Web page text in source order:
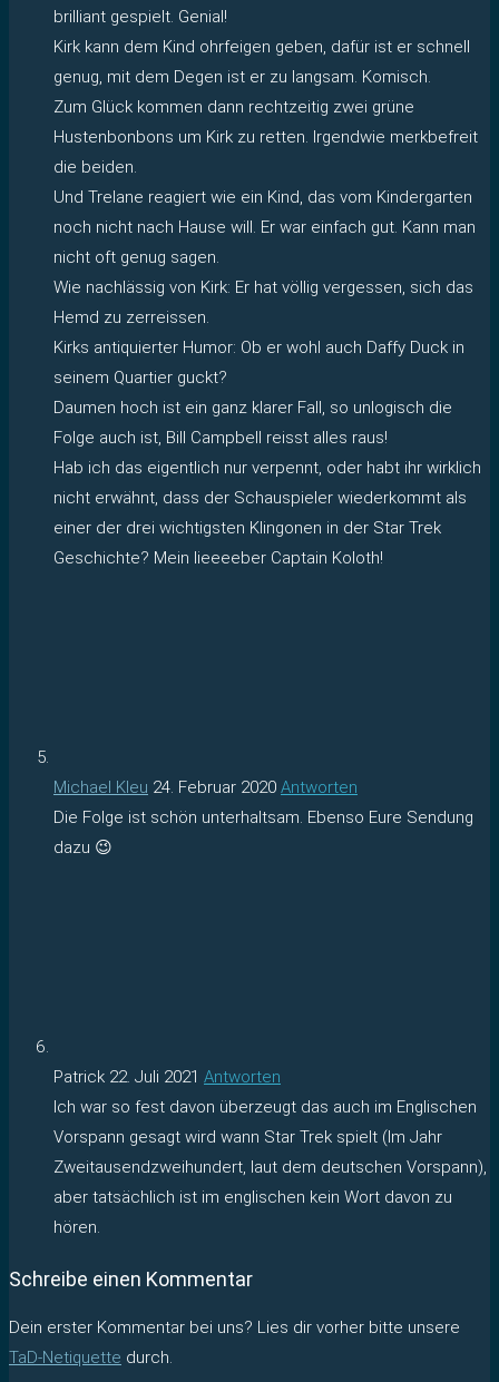
brilliant gespielt. Genial!
Kirk kann dem Kind ohrfeigen geben, dafür ist er schnell
genug, mit dem Degen ist er zu langsam. Komisch.
Zum Glück kommen dann rechtzeitig zwei grüne
Hustenbonbons um Kirk zu retten. Irgendwie merkbefreit
die beiden.
Und Trelane reagiert wie ein Kind, das vom Kindergarten
noch nicht nach Hause will. Er war einfach gut. Kann man
nicht oft genug sagen.
Wie nachlässig von Kirk: Er hat völlig vergessen, sich das
Hemd zu zerreissen.
Kirks antiquierter Humor: Ob er wohl auch Daffy Duck in
seinem Quartier guckt?
Daumen hoch ist ein ganz klarer Fall, so unlogisch die
Folge auch ist, Bill Campbell reisst alles raus!
Hab ich das eigentlich nur verpennt, oder habt ihr wirklich
nicht erwähnt, dass der Schauspieler wiederkommt als
einer der drei wichtigsten Klingonen in der Star Trek
Geschichte? Mein lieeeeber Captain Koloth!
Michael Kleu 24. Februar 2020 Antworten
Die Folge ist schön unterhaltsam. Ebenso Eure Sendung
dazu 😉
Patrick 22. Juli 2021 Antworten
Ich war so fest davon überzeugt das auch im Englischen
Vorspann gesagt wird wann Star Trek spielt (Im Jahr
Zweitausendzweihundert, laut dem deutschen Vorspann),
aber tatsächlich ist im englischen kein Wort davon zu
hören.
Schreibe einen Kommentar
Dein erster Kommentar bei uns? Lies dir vorher bitte unsere
TaD-Netiquette durch.